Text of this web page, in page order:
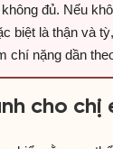
đủ. Nếu
biệt là thận và
chí nặng dần
cho chị